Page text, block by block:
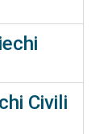
Civili